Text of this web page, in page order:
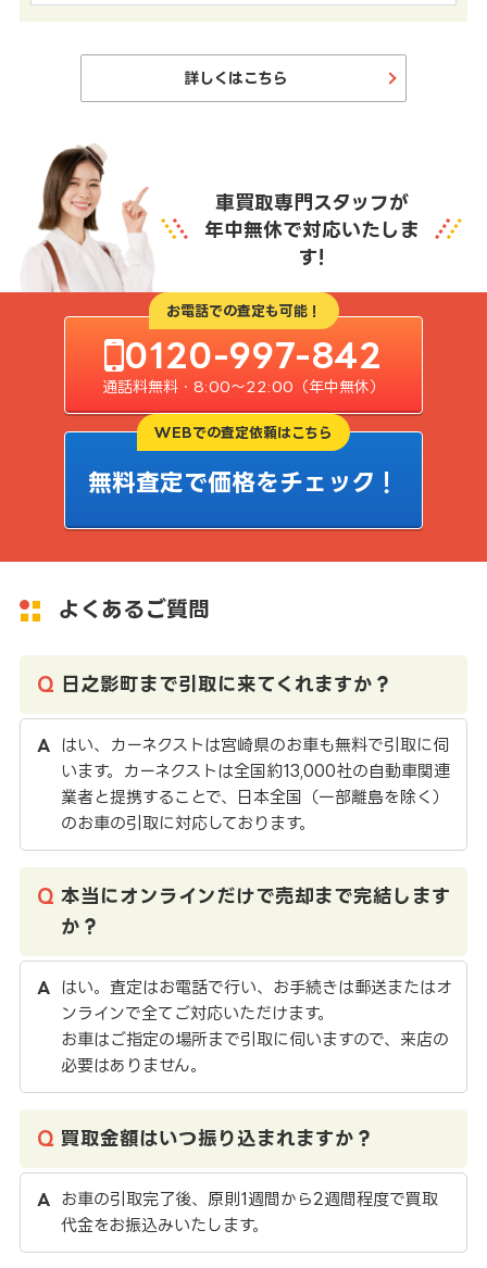
詳しくはこちら
車買取専門スタッフが
年中無休で対応いたしま
す!
お電話での査定も可能！
0120-997-842
通話料無料・8:00〜22:00（年中無休）
WEBでの査定依頼はこちら
無料査定で価格をチェック！
よくあるご質問
日之影町まで引取に来てくれますか？
はい、カーネクストは宮崎県のお車も無料で引取に伺
います。カーネクストは全国約13,000社の自動車関連
業者と提携することで、日本全国（一部離島を除く）
のお車の引取に対応しております。
本当にオンラインだけで売却まで完結します
か？
はい。査定はお電話で行い、お手続きは郵送またはオ
ンラインで全てご対応いただけます。
お車はご指定の場所まで引取に伺いますので、来店の
必要はありません。
買取金額はいつ振り込まれますか？
お車の引取完了後、原則1週間から2週間程度で買取
代金をお振込みいたします。